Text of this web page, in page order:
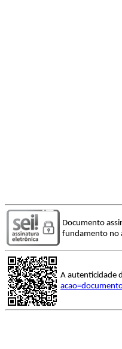
Documento
fundamento no
A autenticidade